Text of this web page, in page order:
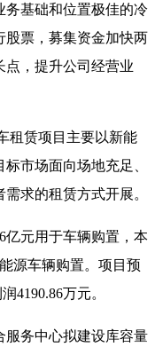
务基础和位置极佳的冷
股票，募集资金加快两
点，提升公司经营业
租赁项目主要以新能
市场面向场地充足、
求的租赁方式开展。
亿元用于车辆购置，本
源车辆购置。项目预
4190.86万元。
服务中心拟建设库容量